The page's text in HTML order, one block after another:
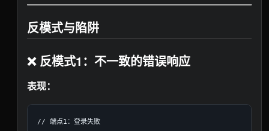
反模式与陷阱
❌ 反模式1：不一致的错误响应
表现：
// 端点1：登录失败